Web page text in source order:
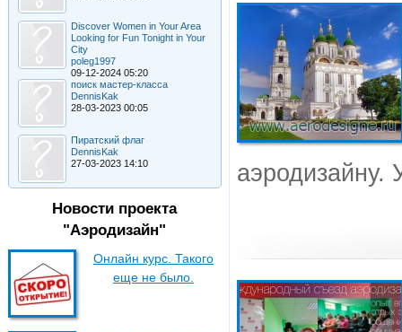
Discover Women in Your Area
Looking for Fun Tonight in Your
City
poleg1997
09-12-2024 05:20
поиск мастер-класса
DennisKak
28-03-2023 00:05
Пиратский флаг
DennisKak
27-03-2023 14:10
Новости проекта
"Аэродизайн"
Онлайн курс. Такого
еще не было.
аэродизайну.